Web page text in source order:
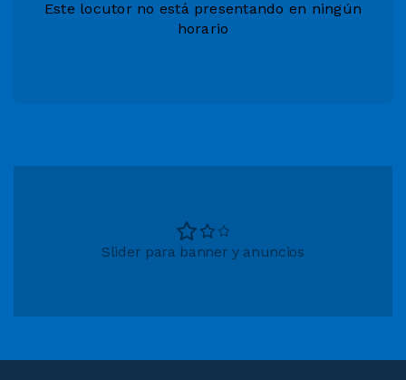
Este locutor no está presentando en ningún
horario
Slider para banner y anuncios